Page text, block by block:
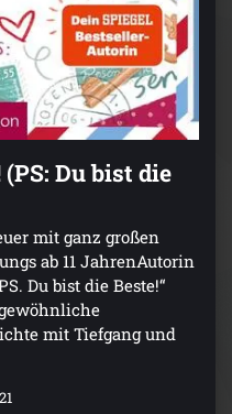
Du bist die
mit ganz großen
ab 11 JahrenAutorin
Du bist die Beste!“
mit Tiefgang und